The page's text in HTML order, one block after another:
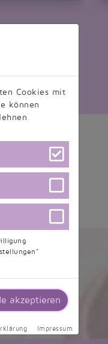
Cookies mit
können
akzeptieren
Impressum